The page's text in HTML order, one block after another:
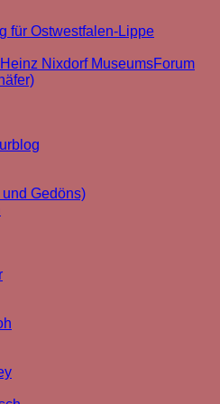
für Ostwestfalen-Lippe
Nixdorf MuseumsForum
Gedöns)